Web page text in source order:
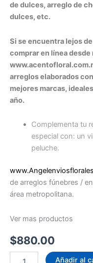
de dulces, arreglo de
dulces, etc.
Si se encuentra lejos
comprar en línea
arreglos elaborados
mejores marcas,
año.
Complementa tu
especial con: un
peluche.
de arreglos fúnebres /
área metropolitana.
Ver mas productos
$880.00
Añadir al